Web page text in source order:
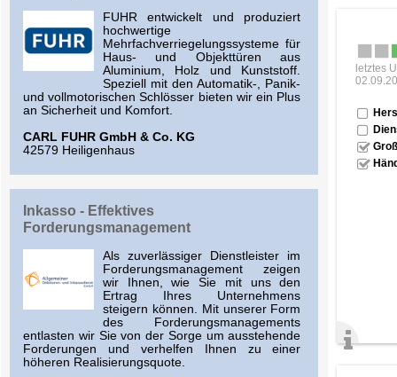
FUHR entwickelt und produziert
hochwertige
Mehrfachverriegelungssysteme für
Haus- und Objekttüren aus
Aluminium, Holz und Kunststoff.
Speziell mit den Automatik-, Panik-
und vollmotorischen Schlösser bieten wir ein Plus
an Sicherheit und Komfort.
CARL FUHR GmbH & Co. KG
42579 Heiligenhaus
Inkasso - Effektives
Forderungsmanagement
Als zuverlässiger Dienstleister im
Forderungsmanagement zeigen
wir Ihnen, wie Sie mit uns den
Ertrag Ihres Unternehmens
steigern können. Mit unserer Form
des Forderungsmanagements
entlasten wir Sie von der Sorge um ausstehende
Forderungen und verhelfen Ihnen zu einer
höheren Realisierungsquote.
letztes